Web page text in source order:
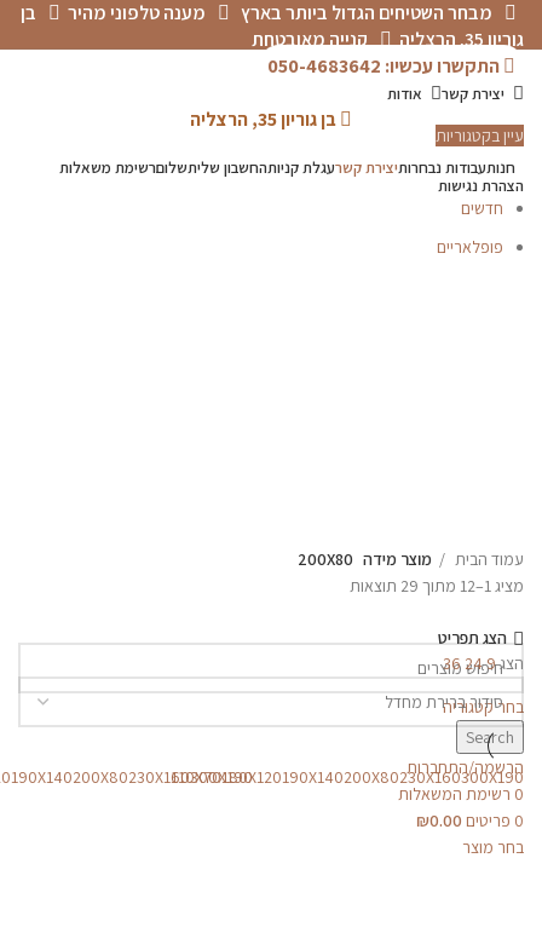
מבחר השטיחים הגדול ביותר בארץ מענה טלפוני מהיר
בן
גוריון 35, הרצליה
קנייה מאובטחת
התקשרו עכשיו: 050-4683642
יצירת קשר אודות
בן גוריון 35, הרצליה
בחר קטגוריה
Search
הרשמה/התחברות
0 רשימת המשאלות
0 פריטים ₪0.00
בחר מוצר
עיין בקטגוריות
חנותעבודות נבחרותיצירת קשרעגלת קניותהחשבון שליתשלוםרשימת משאלות
הצהרת נגישות
חדשים
פופלאריים
עמוד הבית מוצר מידה 200X80
מציג 1–12 מתוך 29 תוצאות
הצג תפריט
הצג9
24
36
110X70180X120190X140200X80230X160300X190
190X140200X80230X160300X190